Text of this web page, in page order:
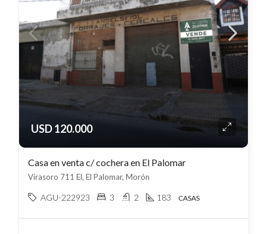
USD 120.000
Casa en venta c/ cochera en El Palomar
Virasoro 711 El, El Palomar, Morón
AGU-222923 3 2 183 CASAS